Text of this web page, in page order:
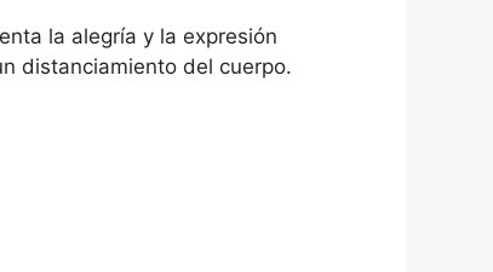
la alegría y la expresión
distanciamiento del cuerpo.